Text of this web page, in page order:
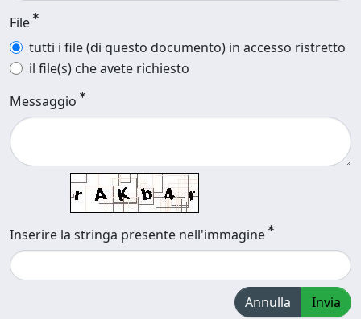
File
tutti i file (di questo documento) in accesso ristretto
il file(s) che avete richiesto
Messaggio
Inserire la stringa presente nell'immagine
Annulla Invia